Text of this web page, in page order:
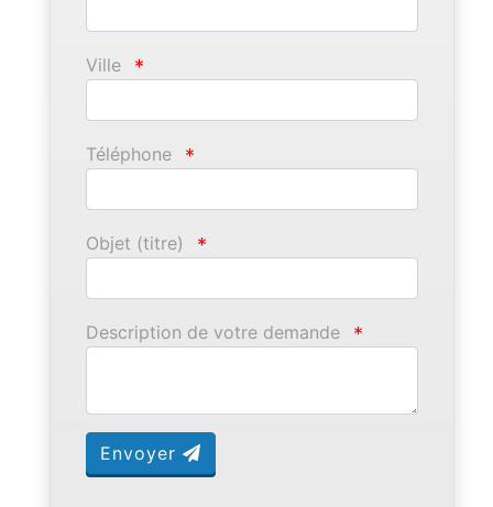
Ville *
Téléphone *
Objet (titre) *
Description de votre demande *
Envoyer